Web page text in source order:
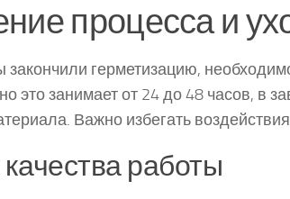
процесса и
закончили герметизацию,
это занимает от 24 до 48 часов, в
Важно избегать
работы